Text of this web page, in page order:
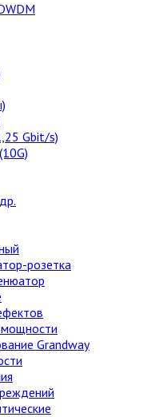
Gbit/s)
розетка
Grandway